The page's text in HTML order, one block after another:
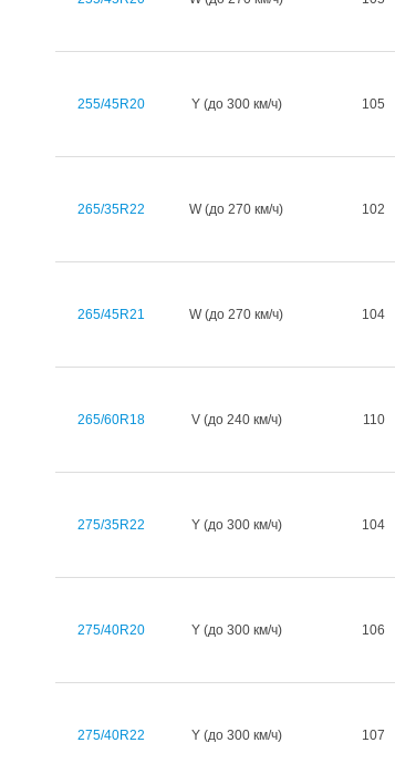
255/45R20 Y (до 300 км/ч) 105
265/35R22 W (до 270 км/ч) 102
265/45R21 W (до 270 км/ч) 104
265/60R18 V (до 240 км/ч) 110
275/35R22 Y (до 300 км/ч) 104
275/40R20 Y (до 300 км/ч) 106
275/40R22 Y (до 300 км/ч) 107